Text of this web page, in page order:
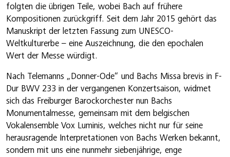
folgten die übrigen Teile, wobei Bach auf frühere
Kompositionen zurückgriff. Seit dem Jahr 2015 gehört das
Manuskript der letzten Fassung zum UNESCO-
Weltkulturerbe – eine Auszeichnung, die den epochalen
Wert der Messe würdigt.
Nach Telemanns „Donner-Ode“ und Bachs Missa brevis in F-
Dur BWV 233 in der vergangenen Konzertsaison, widmet
sich das Freiburger Barockorchester nun Bachs
Monumentalmesse, gemeinsam mit dem belgischen
Vokalensemble Vox Luminis, welches nicht nur für seine
herausragende Interpretationen von Bachs Werken bekannt,
sondern mit uns eine nunmehr siebenjährige, enge